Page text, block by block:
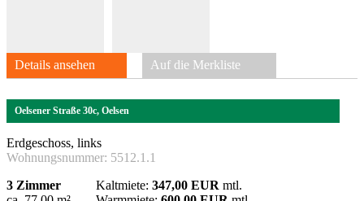
Details ansehen Auf die Merkliste
Oelsener Straße 30c, Oelsen
Erdgeschoss, links
Wohnungsnummer: 5512.1.1
3 Zimmer
Kaltmiete: 347,00 EUR mtl.